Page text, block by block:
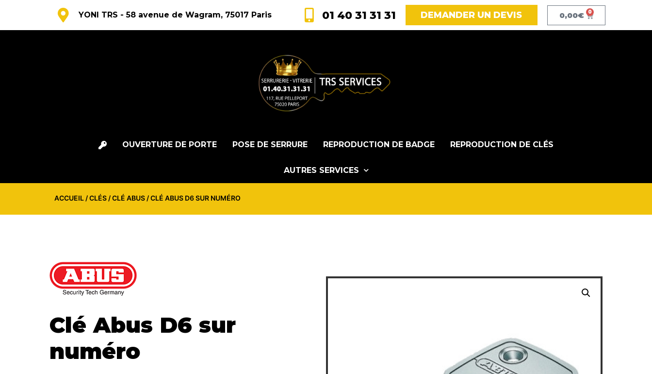
YONI TRS - 58 avenue de Wagram, 75017 Paris 01 40 31 31 31 DEMANDER UN DEVIS 0,00€ 0
OUVERTURE DE PORTE POSE DE SERRURE REPRODUCTION DE BADGE REPRODUCTION DE CLÉS
AUTRES SERVICES
ACCUEIL /CLÉS /CLÉ ABUS / CLÉ ABUS D6 SUR NUMÉRO
Clé Abus D6 sur
numéro